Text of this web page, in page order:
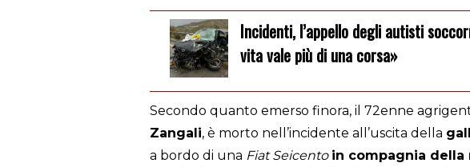
Incidenti, l’appello degli autisti
vita vale più di una corsa»
Secondo quanto emerso finora, il 72enne
Zangali, è morto nell’incidente all’uscita della
a bordo di una Fiat Seicento in compagnia della